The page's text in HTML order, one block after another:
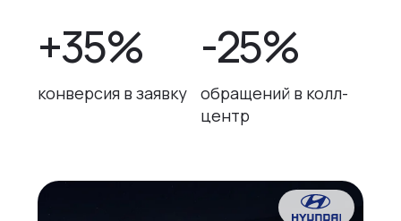
+35%
конверсия в заявку
-25%
обращений в колл-
центр